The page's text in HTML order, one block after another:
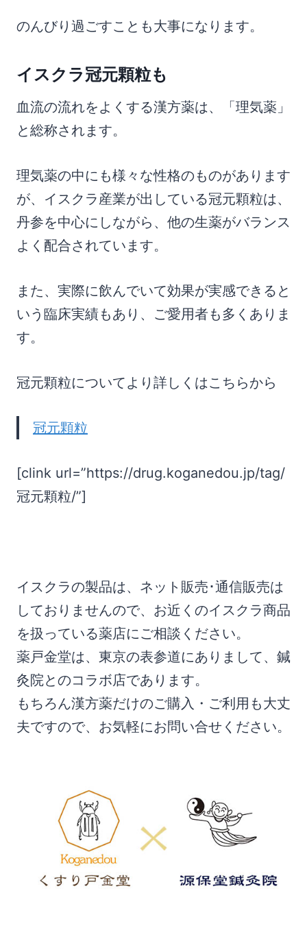
のんびり過ごすことも大事になります。
イスクラ冠元顆粒も
血流の流れをよくする漢方薬は、「理気薬」
と総称されます。
理気薬の中にも様々な性格のものがあります
が、イスクラ産業が出している冠元顆粒は、
丹参を中心にしながら、他の生薬がバランス
よく配合されています。
また、実際に飲んでいて効果が実感できると
いう臨床実績もあり、ご愛用者も多くありま
す。
冠元顆粒についてより詳しくはこちらから
冠元顆粒
[clink url=”https://drug.koganedou.jp/tag/
冠元顆粒/”]
イスクラの製品は、ネット販売･通信販売は
しておりませんので、お近くのイスクラ商品
を扱っている薬店にご相談ください。
薬戸金堂は、東京の表参道にありまして、鍼
灸院とのコラボ店であります。
もちろん漢方薬だけのご購入・ご利用も大丈
夫ですので、お気軽にお問い合せください。